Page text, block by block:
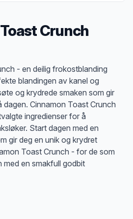
Crunch
- en deilig frokostblanding
blandingen av kanel og
og krydrede smaken som gir
dagen. Cinnamon Toast Crunch
ingredienser for å
Start dagen med en
gir deg en unik og krydret
Toast Crunch - for de som
med en smakfull godbit